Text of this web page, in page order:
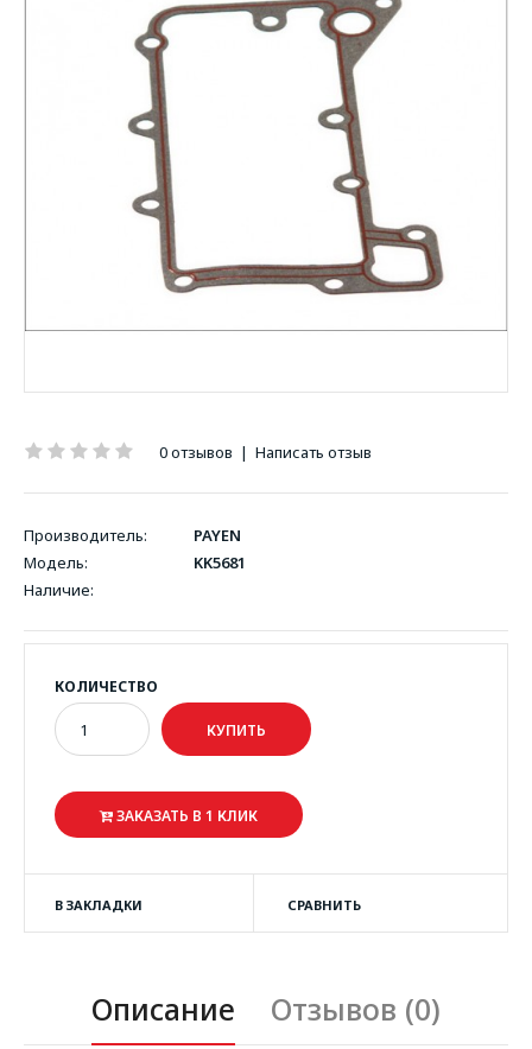
0 отзывов | Написать отзыв
Производитель:
PAYEN
Модель:
KK5681
Наличие:
КОЛИЧЕСТВО
ЗАКАЗАТЬ В 1 КЛИК
В ЗАКЛАДКИ СРАВНИТЬ
Описание Отзывов (0)